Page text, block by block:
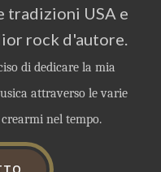
tradizioni USA e
rock d'autore.
di dedicare la mia
attraverso le varie
nel tempo.